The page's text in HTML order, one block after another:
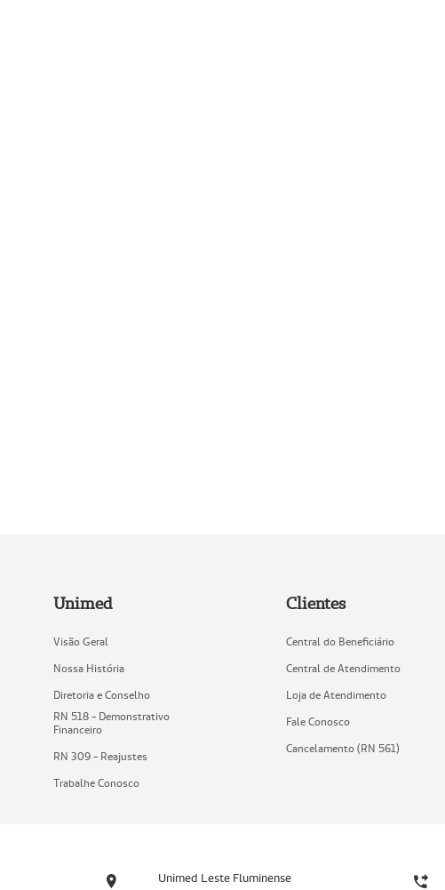
Unimed
Visão Geral
Nossa História
Diretoria e Conselho
RN 518 - Demonstrativo
Financeiro
RN 309 - Reajustes
Trabalhe Conosco
Clientes
Central do Beneficiário
Central de Atendimento
Loja de Atendimento
Fale Conosco
Cancelamento (RN 561)
Unimed Leste Fluminense